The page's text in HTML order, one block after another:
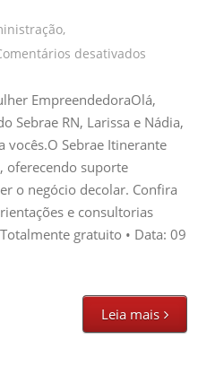
,
desativados
1ª
FEIRA
MULHER
EmpreendedoraOlá,
Sebrae RN, Larissa e Nádia,
Sebrae Itinerante
oferecendo suporte
o negócio decolar. Confira
e consultorias
gratuito • Data: 09
Leia mais